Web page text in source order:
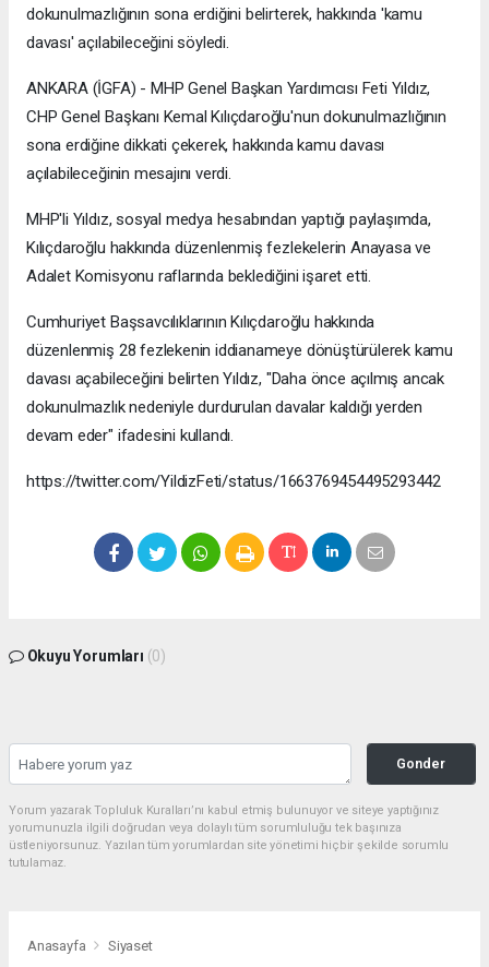
dokunulmazlığının sona erdiğini belirterek, hakkında 'kamu
davası' açılabileceğini söyledi.
ANKARA (İGFA) - MHP Genel Başkan Yardımcısı Feti Yıldız,
CHP Genel Başkanı Kemal Kılıçdaroğlu'nun dokunulmazlığının
sona erdiğine dikkati çekerek, hakkında kamu davası
açılabileceğinin mesajını verdi.
MHP'li Yıldız, sosyal medya hesabından yaptığı paylaşımda,
Kılıçdaroğlu hakkında düzenlenmiş fezlekelerin Anayasa ve
Adalet Komisyonu raflarında beklediğini işaret etti.
Cumhuriyet Başsavcılıklarının Kılıçdaroğlu hakkında
düzenlenmiş 28 fezlekenin iddianameye dönüştürülerek kamu
davası açabileceğini belirten Yıldız, "Daha önce açılmış ancak
dokunulmazlık nedeniyle durdurulan davalar kaldığı yerden
devam eder" ifadesini kullandı.
https://twitter.com/YildizFeti/status/1663769454495293442
Okuyu Yorumları (0)
Gonder
Yorum yazarak Topluluk Kuralları’nı kabul etmiş bulunuyor ve siteye yaptığınız
yorumunuzla ilgili doğrudan veya dolaylı tüm sorumluluğu tek başınıza
üstleniyorsunuz. Yazılan tüm yorumlardan site yönetimi hiçbir şekilde sorumlu
tutulamaz.
Anasayfa Siyaset